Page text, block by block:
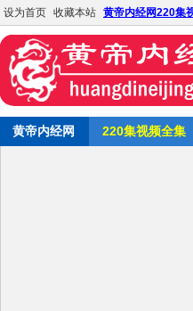
设为首页 收藏本站 黄帝内经网220集
黄帝内经网 220集视频全集